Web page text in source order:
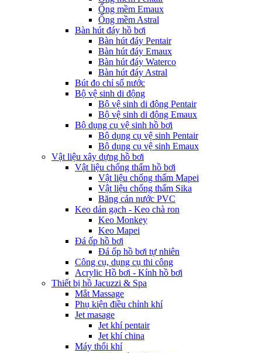
Ống mềm Emaux
Ống mềm Astral
Bàn hút đáy hồ bơi
Bàn hút đáy Pentair
Bàn hút đáy Emaux
Bàn hút đáy Waterco
Bàn hút đáy Astral
Bút đo chỉ số nước
Bộ vệ sinh di động
Bộ vệ sinh di động Pentair
Bộ vệ sinh di động Emaux
Bộ dụng cụ vệ sinh hồ bơi
Bộ dụng cụ vệ sinh Pentair
Bộ dụng cụ vệ sinh Emaux
Vật liệu xây dựng hồ bơi
Vật liệu chống thấm hồ bơi
Vật liệu chống thấm Mapei
Vật liệu chống thấm Sika
Băng cản nước PVC
Keo dán gạch - Keo chà ron
Keo Monkey
Keo Mapei
Đá ốp hồ bơi
Đá ốp hồ bơi tự nhiên
Công cụ, dụng cụ thi công
Acrylic Hồ bơi - Kính hồ bơi
Thiết bị hồ Jacuzzi & Spa
Mắt Massage
Phụ kiện điều chỉnh khí
Jet masage
Jet khí pentair
Jet khí china
Máy thổi khí